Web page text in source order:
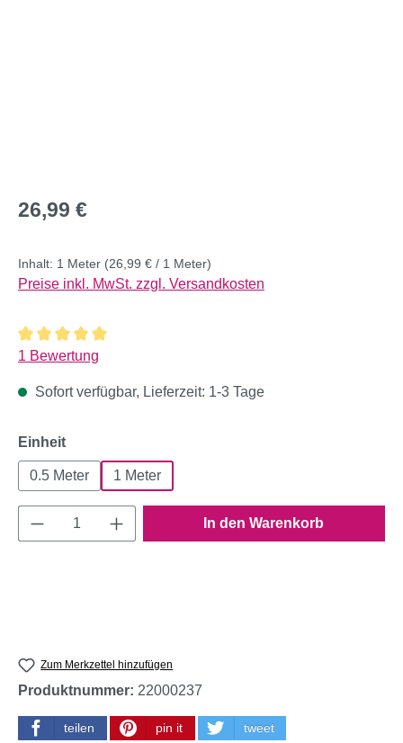
Regulärer Preis:
26,99 €
Inhalt: 1 Meter (26,99 € / 1 Meter)
Preise inkl. MwSt. zzgl. Versandkosten
Durchschnittliche Bewertung von 5 von 5 Sternen
1 Bewertung
Sofort verfügbar, Lieferzeit: 1-3 Tage
Einheitauswählen
0.5 Meter 1 Meter
Produkt Anzahl: Gib den gewünschten
In den Warenkorb
Zum Merkzettel hinzufügen
Produktnummer: 22000237
teilen pin it tweet